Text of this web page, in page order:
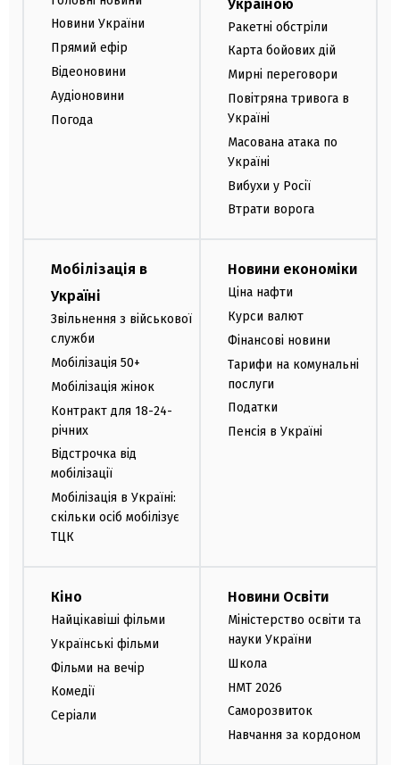
Новини України
Прямий ефір
Відеоновини
Аудіоновини
Погода
Україною
Ракетні обстріли
Карта бойових дій
Мирні переговори
Повітряна тривога в
Україні
Масована атака по
Україні
Вибухи у Росії
Втрати ворога
Мобілізація в
Україні
Звільнення з військової
служби
Мобілізація 50+
Мобілізація жінок
Контракт для 18-24-
річних
Відстрочка від
мобілізації
Мобілізація в Україні:
скільки осіб мобілізує
ТЦК
Новини економіки
Ціна нафти
Курси валют
Фінансові новини
Тарифи на комунальні
послуги
Податки
Пенсія в Україні
Кіно
Найцікавіші фільми
Українські фільми
Фільми на вечір
Комедії
Серіали
Новини Освіти
Міністерство освіти та
науки України
Школа
НМТ 2026
Саморозвиток
Навчання за кордоном